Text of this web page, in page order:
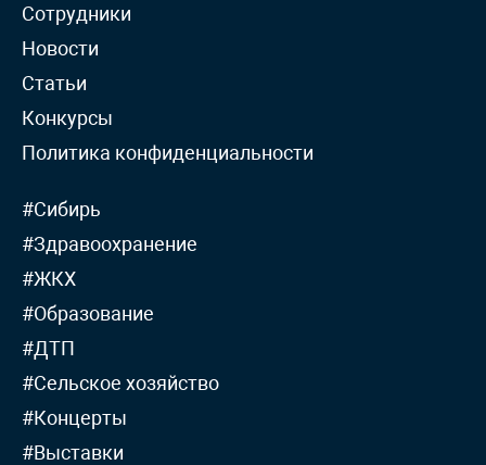
Сотрудники
Новости
Статьи
Конкурсы
Политика конфиденциальности
#Сибирь
#Здравоохранение
#ЖКХ
#Образование
#ДТП
#Сельское хозяйство
#Концерты
#Выставки